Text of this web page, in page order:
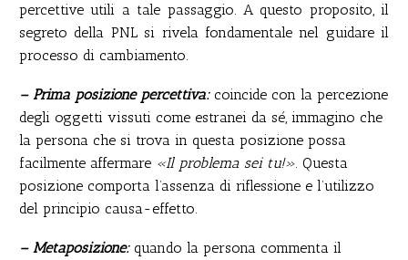
percettive utili a tale passaggio. A questo proposito, il
segreto della PNL si rivela fondamentale nel guidare il
processo di cambiamento.
– Prima posizione percettiva:coincide con la percezione
degli oggetti vissuti come estranei da sé, immagino che
la persona che si trova in questa posizione possa
facilmente affermare «Il problema sei tu!». Questa
posizione comporta l’assenza di riflessione e l’utilizzo
del principio causa-effetto.
– Metaposizione:quando la persona commenta il